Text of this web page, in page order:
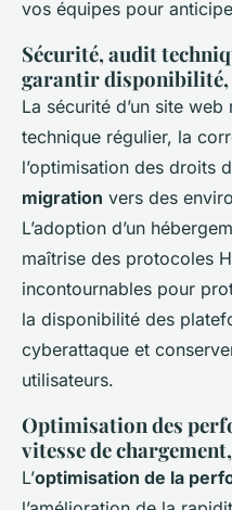
vos équipes pour
Sécurité, audit
garantir disponibilité,
La sécurité d’un site
technique régulier, la
l’optimisation des droits
migration vers des
L’adoption d’un
maîtrise des protocoles
incontournables pour
la disponibilité des
cyberattaque et
utilisateurs.
Optimisation des
vitesse de
L’optimisation de la